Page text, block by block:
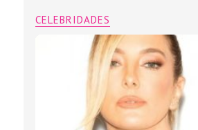
CELEBRIDADES